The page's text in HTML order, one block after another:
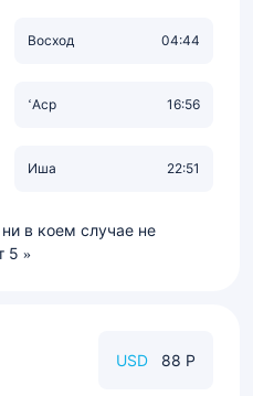
Восход 04:44
‘Аср 16:56
Иша 22:51
в коем случае не
5
USD 88 Р